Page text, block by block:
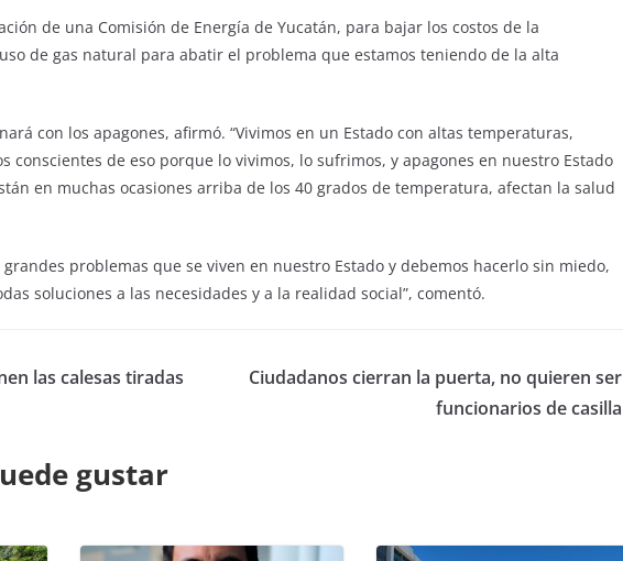
de una Comisión de Energía de Yucatán, para bajar los costos de la
de gas natural para abatir el problema que estamos teniendo de la alta
con los apagones, afirmó. “Vivimos en un Estado con altas temperaturas,
conscientes de eso porque lo vivimos, lo sufrimos, y apagones en nuestro Estado
en muchas ocasiones arriba de los 40 grados de temperatura, afectan la salud
problemas que se viven en nuestro Estado y debemos hacerlo sin miedo,
soluciones a las necesidades y a la realidad social”, comentó.
las calesas tiradas
Ciudadanos cierran la puerta, no quieren ser
funcionarios de casilla
gustar